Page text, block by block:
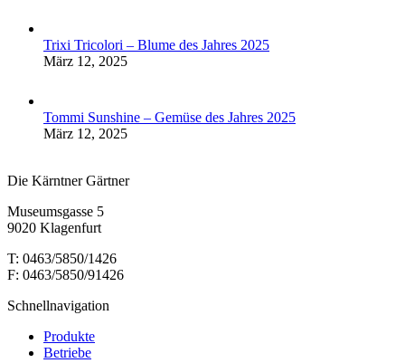
Trixi Tricolori – Blume des Jahres 2025
März 12, 2025
Tommi Sunshine – Gemüse des Jahres 2025
März 12, 2025
Die Kärntner Gärtner
Museumsgasse 5
9020 Klagenfurt
T: 0463/5850/1426
F: 0463/5850/91426
Schnellnavigation
Produkte
Betriebe